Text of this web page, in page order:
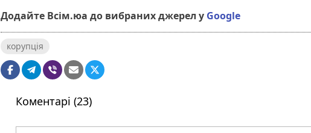
Додайте Всім.юа до вибраних джерел у Google
корупція
Коментарі (23)